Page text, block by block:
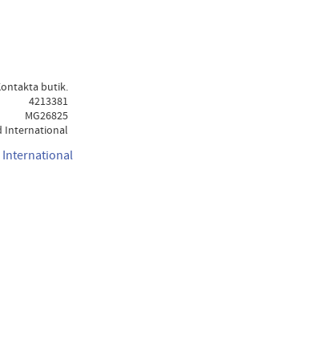
butik.
4213381
MG26825
International
International